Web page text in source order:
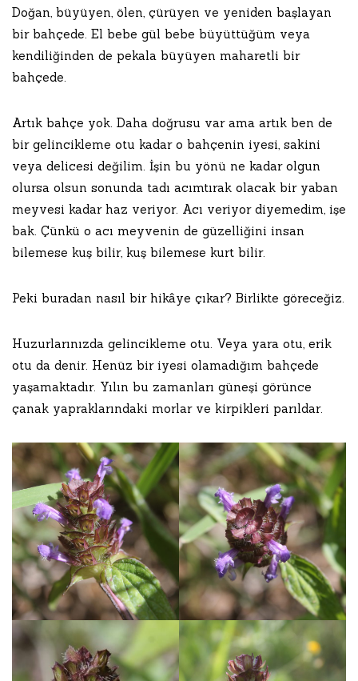
Doğan, büyüyen, ölen, çürüyen ve yeniden başlayan
bir bahçede. El bebe gül bebe büyüttüğüm veya
kendiliğinden de pekala büyüyen maharetli bir
bahçede.
Artık bahçe yok. Daha doğrusu var ama artık ben de
bir gelincikleme otu kadar o bahçenin iyesi, sakini
veya delicesi değilim. İşin bu yönü ne kadar olgun
olursa olsun sonunda tadı acımtırak olacak bir yaban
meyvesi kadar haz veriyor. Acı veriyor diyemedim, işe
bak. Çünkü o acı meyvenin de güzelliğini insan
bilemese kuş bilir, kuş bilemese kurt bilir.
Peki buradan nasıl bir hikâye çıkar? Birlikte göreceğiz.
Huzurlarınızda gelincikleme otu. Veya yara otu, erik
otu da denir. Henüz bir iyesi olamadığım bahçede
yaşamaktadır. Yılın bu zamanları güneşi görünce
çanak yapraklarındaki morlar ve kirpikleri parıldar.